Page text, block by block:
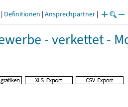
| Definitionen | Ansprechpartner |
- verkettet -